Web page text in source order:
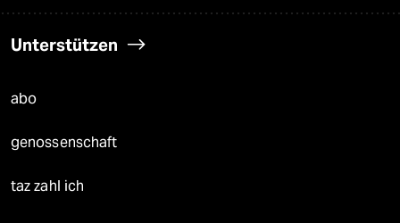
Unterstützen
abo
genossenschaft
taz zahl ich